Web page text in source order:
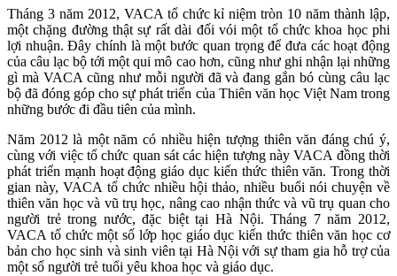
Tháng 3 năm 2012, VACA tổ chức kỉ niệm tròn 10 năm thành lập,
một chặng đường thật sự rất dài đối vói một tổ chức khoa học phi
lợi nhuận. Đây chính là một bước quan trọng để đưa các hoạt động
của câu lạc bộ tới một qui mô cao hơn, cũng như ghi nhận lại những
gì mà VACA cũng như mỗi người đã và đang gắn bó cùng câu lạc
bộ đã đóng góp cho sự phát triển của Thiên văn học Việt Nam trong
những bước đi đầu tiên của mình.
Năm 2012 là một năm có nhiều hiện tượng thiên văn đáng chú ý,
cùng với việc tổ chức quan sát các hiện tượng này VACA đồng thời
phát triển mạnh hoạt động giáo dục kiến thức thiên văn. Trong thời
gian này, VACA tổ chức nhiều hội thảo, nhiều buổi nói chuyện về
thiên văn học và vũ trụ học, nâng cao nhận thức và vũ trụ quan cho
người trẻ trong nước, đặc biệt tại Hà Nội. Tháng 7 năm 2012,
VACA tổ chức một số lớp học giáo dục kiến thức thiên văn học cơ
bản cho học sinh và sinh viên tại Hà Nội với sự tham gia hỗ trợ của
một số người trẻ tuổi yêu khoa học và giáo dục.